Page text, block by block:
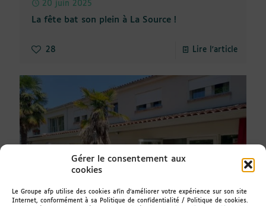
Gérer le consentement aux
cookies
Le Groupe afp utilise des cookies afin d’améliorer votre expérience sur son site
Internet, conformément à sa Politique de confidentialité / Politique de cookies.
20 juin 2025
La fête bat son plein à La Source !
28 Lire l'article